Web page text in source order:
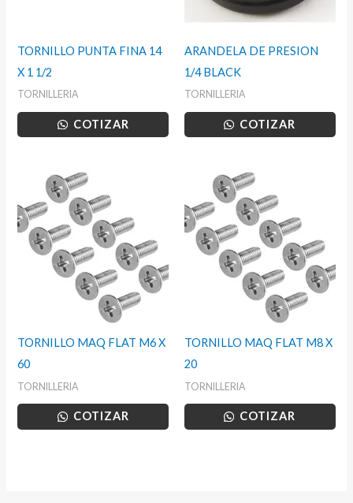
TORNILLO PUNTA FINA 14
X 1 1/2
TORNILLERIA
COTIZAR
ARANDELA DE PRESION
1/4 BLACK
TORNILLERIA
COTIZAR
TORNILLO MAQ FLAT M6 X
60
TORNILLERIA
COTIZAR
TORNILLO MAQ FLAT M8 X
20
TORNILLERIA
COTIZAR